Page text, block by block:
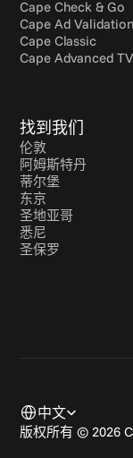
Cape Check & Go
Cape Ad Validation
Cape Classic
Cape Advanced
找到我们
伦敦
阿姆斯特丹
蒂尔堡
东京
圣地亚哥
悉尼
圣保罗
版权所有 © 2026
Select Language
中文